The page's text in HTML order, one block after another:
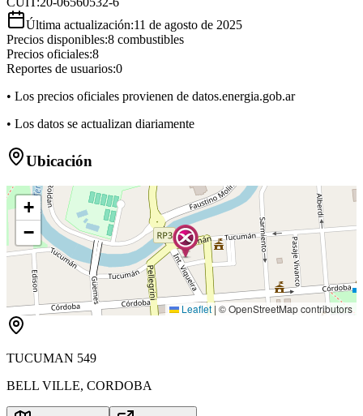
Última actualización:11 de agosto de 2025
Precios disponibles:8 combustibles
Precios oficiales:8
Reportes de usuarios:0
• Los precios oficiales provienen de datos.energia.gob.ar
• Los datos se actualizan diariamente
Ubicación
+
−
Leaflet | © OpenStreetMap contributors
TUCUMAN 549
BELL VILLE, CORDOBA